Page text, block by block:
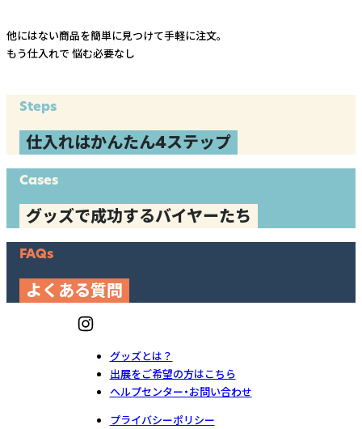
他にはない商品を簡単に見つけて手軽に注文。
もう仕入れで 悩む必要なし
Steps
仕入れはかんたん4ステップ
Cases
グッズで成功するバイヤーたち
FAQs
よくある質問
グッズとは？
出展をご希望の方はこちら
ヘルプセンター・お問い合わせ
プライバシーポリシー